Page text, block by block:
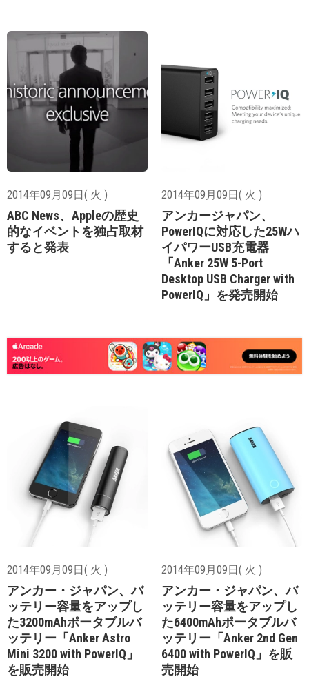
2014年09月09日( 火 )
ABC News、Appleの歴史
的なイベントを独占取材
すると発表
2014年09月09日( 火 )
アンカージャパン、
PowerIQに対応した25Wハ
イパワーUSB充電器
「Anker 25W 5-Port
Desktop USB Charger with
PowerIQ」を発売開始
2014年09月09日( 火 )
アンカー・ジャパン、バ
ッテリー容量をアップし
た3200mAhポータブルバ
ッテリー「Anker Astro
Mini 3200 with PowerIQ」
を販売開始
2014年09月09日( 火 )
アンカー・ジャパン、バ
ッテリー容量をアップし
た6400mAhポータブルバ
ッテリー「Anker 2nd Gen
6400 with PowerIQ」を販
売開始